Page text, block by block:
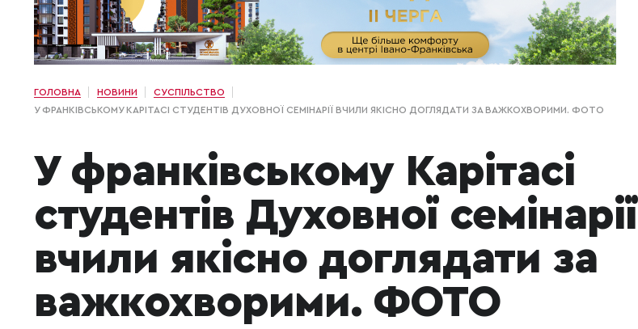
ГОЛОВНА НОВИНИ
СУСПІЛЬСТВО
У ФРАНКІВСЬКОМУ КАРІТАСІ СТУДЕНТІВ ДУХОВНОЇ СЕМІНАРІЇ ВЧИЛИ ЯКІСНО ДОГЛЯДАТИ ЗА ВАЖКОХВОРИМИ. ФОТО
У франківському Карітасі
студентів Духовної семінарії
вчили якісно доглядати за
важкохворими. ФОТО